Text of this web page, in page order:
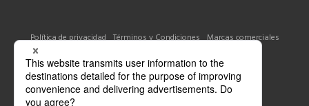
Política de privacidad Términos y Condiciones Marcas comerciales